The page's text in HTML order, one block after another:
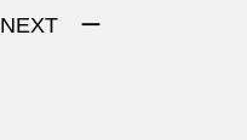
NEXT ー